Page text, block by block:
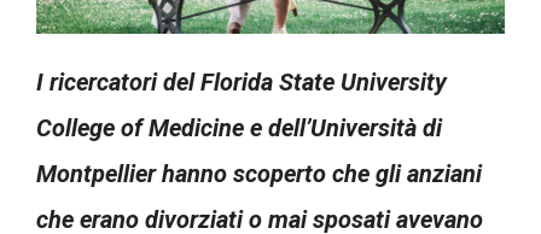
I ricercatori del Florida State University
College of Medicine e dell’Università di
Montpellier hanno scoperto che gli anziani
che erano divorziati o mai sposati avevano